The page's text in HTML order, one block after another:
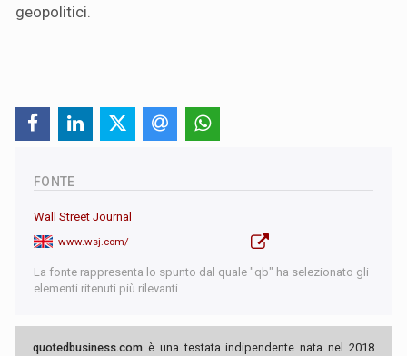
geopolitici.
FONTE
Wall Street Journal
www.wsj.com/
La fonte rappresenta lo spunto dal quale "qb" ha selezionato gli
elementi ritenuti più rilevanti.
quotedbusiness.com è una testata indipendente nata nel 2018